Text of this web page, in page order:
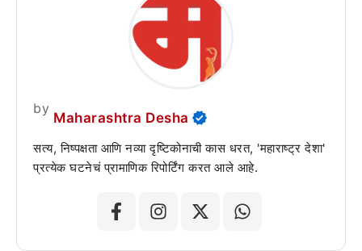
by
Maharashtra Desha
सत्य, निष्पक्षता आणि नव्या दृष्टिकोनाची कास धरत, 'महाराष्ट्र देशा'
प्रत्येक घटनेचं प्रामाणिक रिपोर्टिंग करत आले आहे.